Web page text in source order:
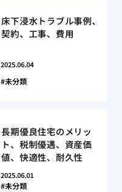
床下浸水トラブル事例、
契約、工事、費用
2025.06.04
未分類
長期優良住宅のメリッ
ト、税制優遇、資産価
値、快適性、耐久性
2025.06.01
未分類